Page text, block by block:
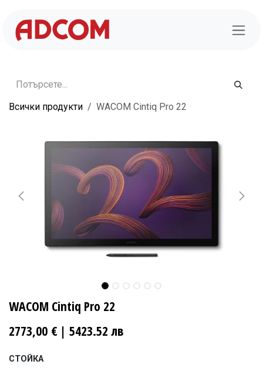
Всички продукти WACOM Cintiq Pro 22
WACOM Cintiq Pro 22
2773,00 € | 5423.52 лв
СТОЙКА